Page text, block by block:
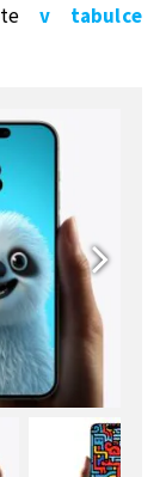
v tabulce